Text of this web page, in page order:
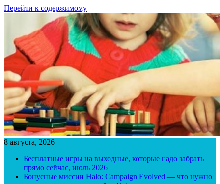
Перейти к содержимому
8 августа, 2026
Бесплатные игры на выходные, которые надо забрать
прямо сейчас, июль 2026
Бонусные миссии Halo: Campaign Evolved — что нужно